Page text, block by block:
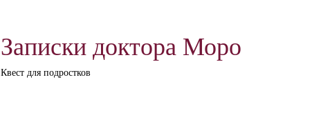
Записки доктора Моро
Квест для подростков